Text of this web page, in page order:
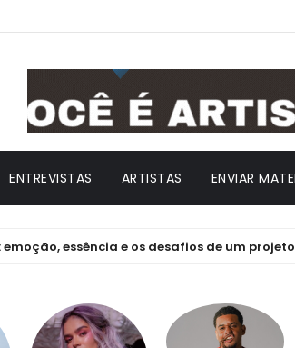
ENTREVISTAS ARTISTAS ENVIAR
essência e os desafios de um projeto feito